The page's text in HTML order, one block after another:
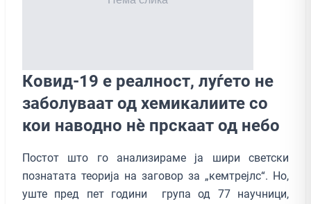
Ковид-19 е реалност, луѓето не
заболуваат од хемикалиите со
кои наводно нè прскаат од небо
Постот што го анализираме ја шири светски
познатата теорија на заговор за „кемтрејлс“. Но,
уште пред пет години група од 77 научници,